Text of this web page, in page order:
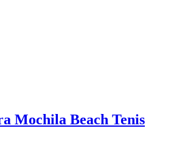
Mochila Beach Tenis